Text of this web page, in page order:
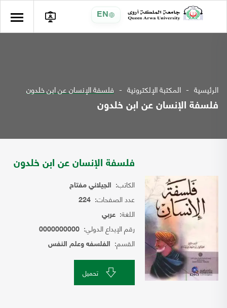
EN
الرئيسية المكتبة الإلكترونية فلسفة الإنسان عن ابن خلدون
فلسفة الإنسان عن ابن خلدون
فلسفة الإنسان عن ابن خلدون
الكاتب: الجيلاني مفتاح
عدد الصفحات: 224
اللغة: عربي
رقم الإيداع الدولي: 0000000000
القسم: الفلسفه وعلم النفس
تحميل